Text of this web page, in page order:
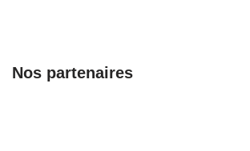
Nos partenaires